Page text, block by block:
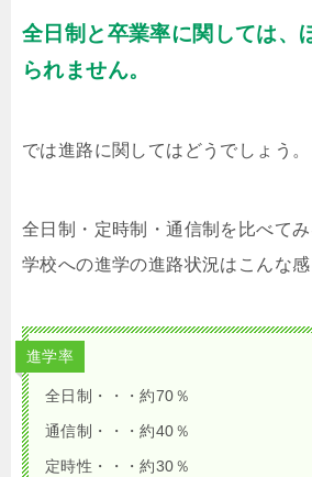
全日制と卒業率に関しては、
られません。
では進路に関してはどうでしょう。
全日制・定時制・通信制を比べて
学校への進学の進路状況はこんな感
進学率
全日制・・・約70％
通信制・・・約40％
定時性・・・約30％